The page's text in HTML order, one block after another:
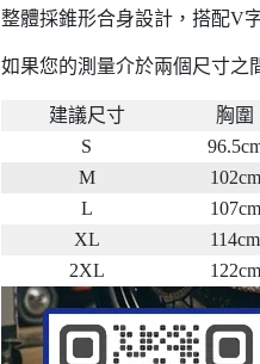
整體採錐形合身設計，搭配V
如果您的測量介於兩個尺寸之
建議尺寸 胸圍
S
M
102cm
L
107cm
XL
114cm
2XL
122cm